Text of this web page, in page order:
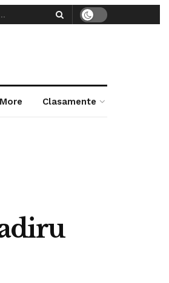
Clasamente